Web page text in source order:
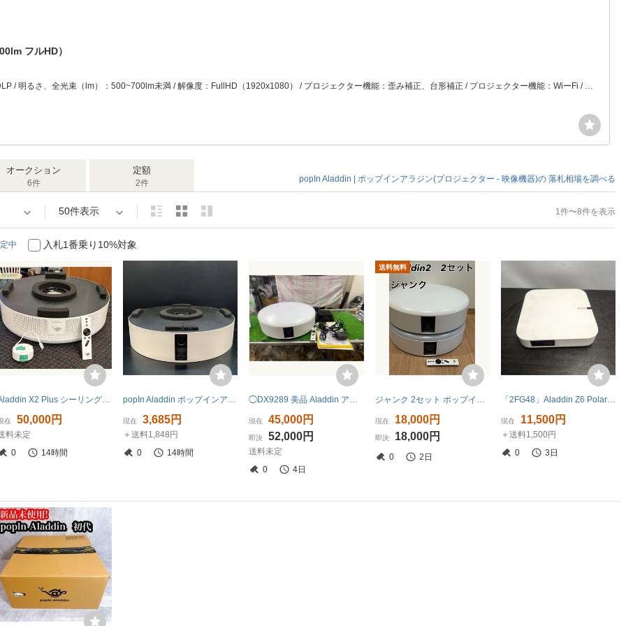
フルHD）
プロジェクター特徴：天吊り / 投影方式：DLP / 明るさ、全光束（lm）：500~700lm未満 / 解像度：FullHD（1920x1080） / プロジェクター機能：歪み補正、台形補正 / プロジェクター機能：WiーFi / プロジェクター機能：Bluetooth / プロジェクター機能：スピーカー搭載 / 重量（kg）：2.5~5kg未満
オークション
6件
定額
2件 popIn Aladdin | ポップインアラジン(プロジェクター - 映像機器)の 落札相場を調べる
50件表示 1件〜8件を表示
中 入札1番乗り10%対象
Aladdin X2 Plus シーリングプロジェクター PA2P22U02DJ popIn プロジェクター ポップインアラジン ポップインアラジン2 2023年製
在 50,000円
料未定
0
14時間
popIn Aladdin ポップインアラジン PA18U02VN スピーカー内蔵プロジェクター シーリングライト 2019年製●ジャンク品
現在 3,685円
＋送料1,848円
0
14時間
◯DX9289 美品 Aladdin アラジン プロジェクター付シーリングライト ワイヤレステレビチューナー付 PA2P22U01DJ◯
現在 45,000円
即決 52,000円
送料未定
0
4日
送料無料
ジャンク 2セット ポップインアラジン2 popIn Aladdin2 部品取り 修理
現在 18,000円
即決 18,000円
0 2日
「2FG48」Aladdin Z6 Polar Meets popin プロジェクター リモコン無し 本体のみ 2019年製(260619)
現在 11,500円
＋送料1,500円
0
3日